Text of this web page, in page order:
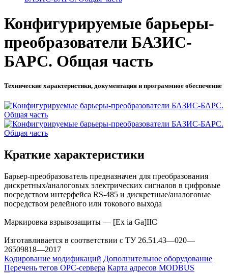
Конфигурируемые барьеры-
преобразователи БАЗИС-
БАРС. Общая часть
Технические характеристики, документация и программное обеспечение
Краткие характеристики
Барьер-преобразователь предназначен для преобразования
дискретных/аналоговых электрических сигналов в цифровые
посредством интерфейса RS-485 и дискретные/аналоговые
посредством релейного или токового выхода
Маркировка взрывозащиты — [Ex ia Ga]IIC
Изготавливается в соответствии с ТУ 26.51.43—020—
26509818—2017
Кодирование модификаций Дополнительное оборудование
Перечень тегов ОРС-сервера Карта адресов MODBUS